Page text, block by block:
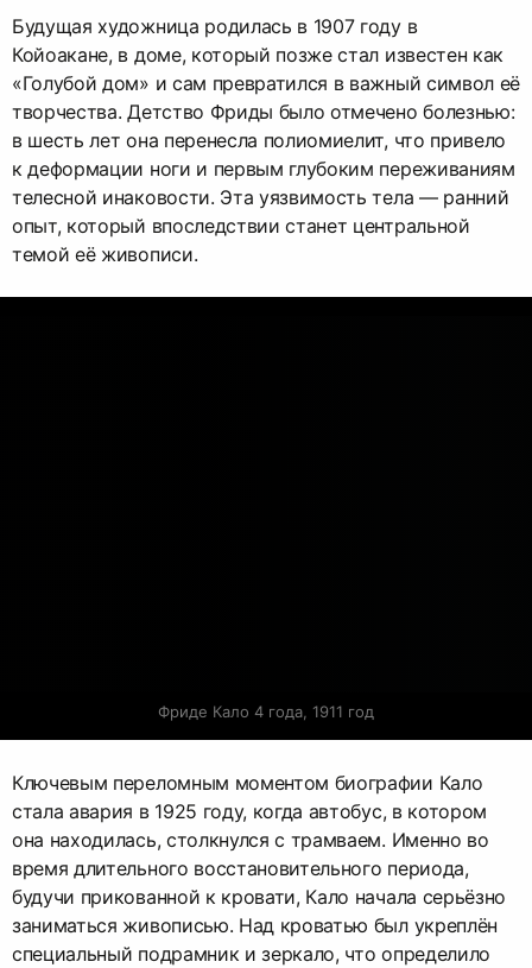
Будущая художница родилась в 1907 году в
Койоакане, в доме, который позже стал известен как
«Голубой дом» и сам превратился в важный символ её
творчества. Детство Фриды было отмечено болезнью:
в шесть лет она перенесла полиомиелит, что привело
к деформации ноги и первым глубоким переживаниям
телесной инаковости. Эта уязвимость тела — ранний
опыт, который впоследствии станет центральной
темой её живописи.
Фриде Кало 4 года, 1911 год
Ключевым переломным моментом биографии Кало
стала авария в 1925 году, когда автобус, в котором
она находилась, столкнулся с трамваем. Именно во
время длительного восстановительного периода,
будучи прикованной к кровати, Кало начала серьёзно
заниматься живописью. Над кроватью был укреплён
специальный подрамник и зеркало, что определило